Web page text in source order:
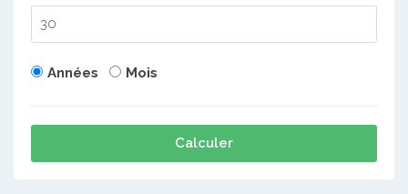
Années Mois
Calculer